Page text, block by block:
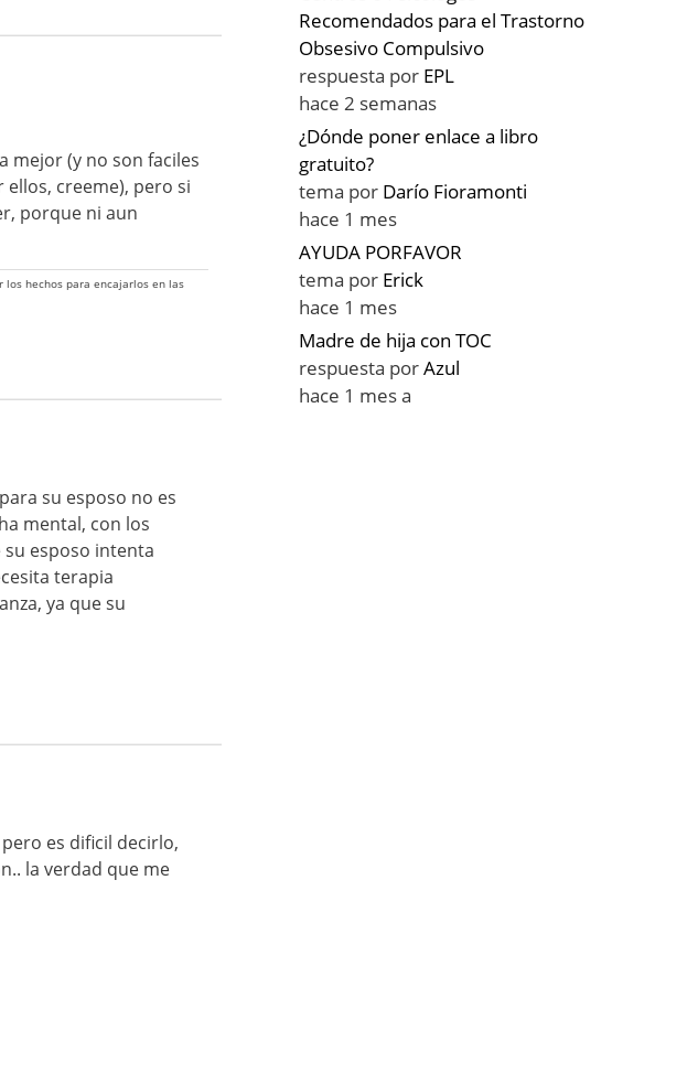
mejor (y no son faciles
creeme), pero si
porque ni aun
hechos para encajarlos en las
su esposo no es
mental, con los
esposo intenta
terapia
ya que su
es dificil decirlo,
la verdad que me
Recomendados para el Trastorno
Obsesivo Compulsivo
respuesta por EPL
hace 2 semanas
¿Dónde poner enlace a libro
gratuito?
tema por Darío Fioramonti
hace 1 mes
AYUDA PORFAVOR
tema por Erick
hace 1 mes
Madre de hija con TOC
respuesta porAzul
hace 1 mes a